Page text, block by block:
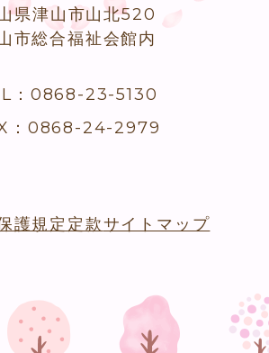
県津山市山北520
市総合福祉会館内
：0868-23-5130
：0868-24-2979
護規定 定款サイトマップ